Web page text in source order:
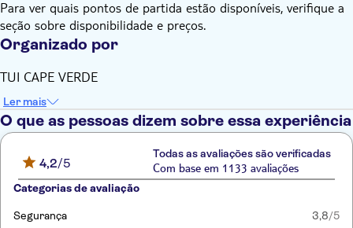
Para ver quais pontos de partida estão disponíveis, verifique a
seção sobre disponibilidade e preços.
Organizado por
TUI CAPE VERDE
Ler mais
O que as pessoas dizem sobre essa experiência
4,2/5
Todas as avaliações são verificadas
Com base em 1133 avaliações
Categorias de avaliação
Segurança 3,8/5